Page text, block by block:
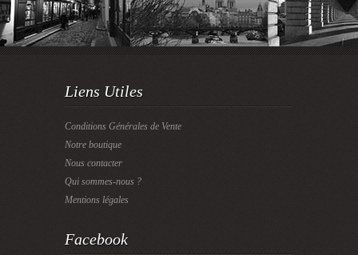
Liens Utiles
Conditions Générales de Vente
Notre boutique
Nous contacter
Qui sommes-nous ?
Mentions légales
Facebook